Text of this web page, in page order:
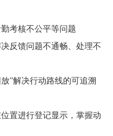
考核不公平等问题
反馈问题不通畅、处理不
”解决行动路线的可追溯
置进行登记显示，掌握动